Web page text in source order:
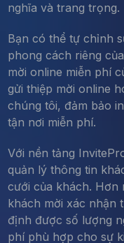
nghĩa và trang trọng.
Bạn có thể tự chỉnh
phong cách riêng
mời online miễn phí
gửi thiệp mời online
chúng tôi, đảm bảo
tận nơi miễn phí.
Với nền tảng
quản lý thông tin
cưới của khách. Hơn
khách mời xác nhận
định được số lượng
phí phù hợp cho sự